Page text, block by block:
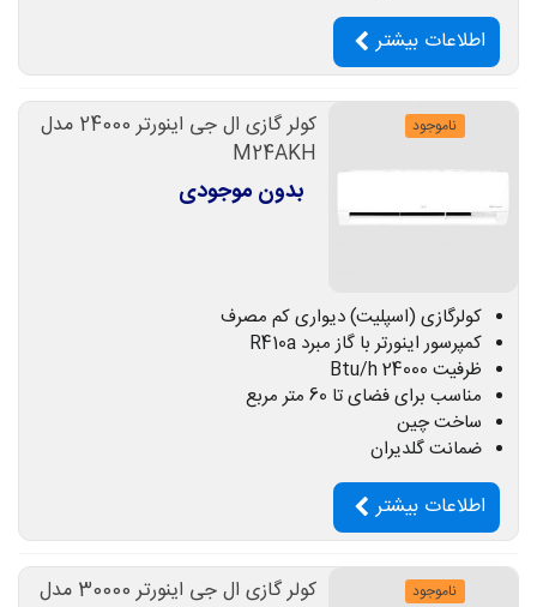
اطلاعات بیشتر
ناموجود
کولر گازی ال جی اینورتر 24000 مدل
M24AKH
بدون موجودی
کولرگازی (اسپلیت) دیواری کم مصرف
کمپرسور اینورتر با گاز مبرد R410a
ظرفیت 24000 Btu/h
مناسب برای فضای تا 60 متر مربع
ساخت چین
ضمانت گلدیران
اطلاعات بیشتر
ناموجود
کولر گازی ال جی اینورتر 30000 مدل